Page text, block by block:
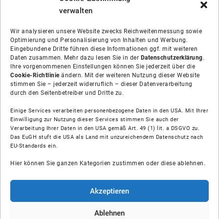
verwalten
Wir analysieren unsere Website zwecks Reichweitenmessung sowie
Optimierung und Personalisierung von Inhalten und Werbung.
Eingebundene Dritte führen diese Informationen ggf. mit weiteren
Daten zusammen. Mehr dazu lesen Sie in der Datenschutzerklärung.
Ihre vorgenommenen Einstellungen können Sie jederzeit über die
Cookie-Richtlinieändern. Mit der weiteren Nutzung dieser Website
stimmen Sie – jederzeit widerruflich – dieser Datenverarbeitung
durch den Seitenbetreiber und Dritte zu.
Einige Services verarbeiten personenbezogene Daten in den USA. Mit Ihrer
Einwilligung zur Nutzung dieser Services stimmen Sie auch der
Verarbeitung Ihrer Daten in den USA gemäß Art. 49 (1) lit. a DSGVO zu.
Das EuGH stuft die USA als Land mit unzureichendem Datenschutz nach
EU-Standards ein.
Hier können Sie ganzen Kategorien zustimmen oder diese ablehnen.
Akzeptieren
Ablehnen
Über uns